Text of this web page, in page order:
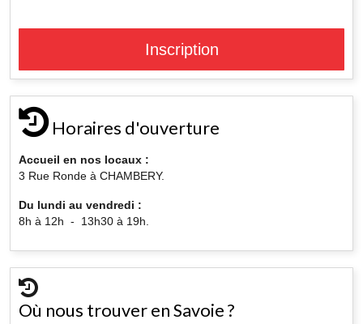
Inscription
Horaires d'ouverture
Accueil en nos locaux :
3 Rue Ronde à CHAMBERY.
Du lundi au vendredi :
8h à 12h - 13h30 à 19h.
Où nous trouver en Savoie ?